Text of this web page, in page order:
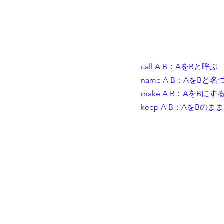
call A B：AをBと呼ぶ
name A B：AをBと名
make A B：AをBにする
keep A B：AをBのま